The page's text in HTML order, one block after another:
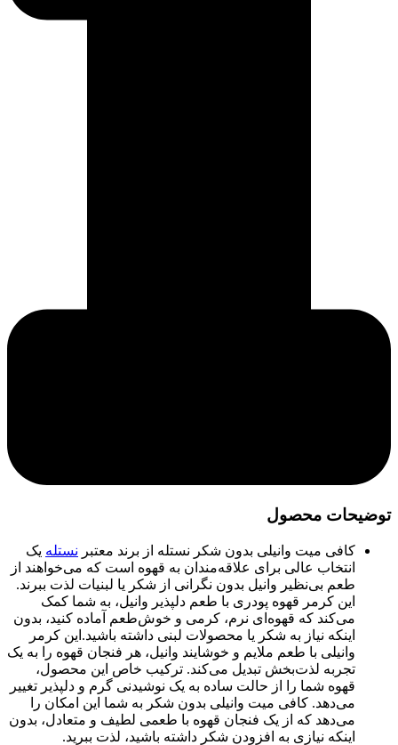
توضیحات محصول
کافی میت وانیلی بدون شکر نستله از برند معتبر نستله یک
انتخاب عالی برای علاقه‌مندان به قهوه است که می‌خواهند از
طعم بی‌نظیر وانیل بدون نگرانی از شکر یا لبنیات لذت ببرند.
این کرمر قهوه پودری با طعم دلپذیر وانیل، به شما کمک
می‌کند که قهوه‌ای نرم، کرمی و خوش‌طعم آماده کنید، بدون
اینکه نیاز به شکر یا محصولات لبنی داشته باشید.این کرمر
وانیلی با طعم ملایم و خوشایند وانیل، هر فنجان قهوه را به یک
تجربه لذت‌بخش تبدیل می‌کند. ترکیب خاص این محصول،
قهوه شما را از حالت ساده به یک نوشیدنی گرم و دلپذیر تغییر
می‌دهد. کافی میت وانیلی بدون شکر به شما این امکان را
می‌دهد که از یک فنجان قهوه با طعمی لطیف و متعادل، بدون
اینکه نیازی به افزودن شکر داشته باشید، لذت ببرید.